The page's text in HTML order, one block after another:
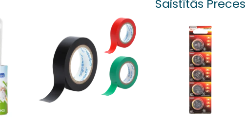
Saistītās Preces